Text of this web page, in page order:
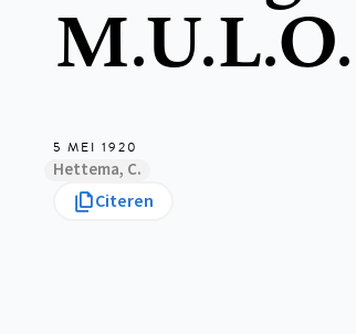
5 MEI 1920
Hettema, C.
Citeren